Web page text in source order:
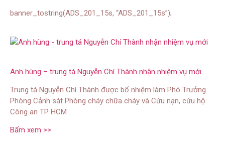
banner_tostring(ADS_201_15s, “ADS_201_15s”);
Anh hùng – trung tá Nguyễn Chí Thành nhận nhiệm vụ mới
Trung tá Nguyễn Chí Thành được bổ nhiệm làm Phó Trưởng
Phòng Cảnh sát Phòng cháy chữa cháy và Cứu nạn, cứu hộ
Công an TP HCM
Bấm xem >>